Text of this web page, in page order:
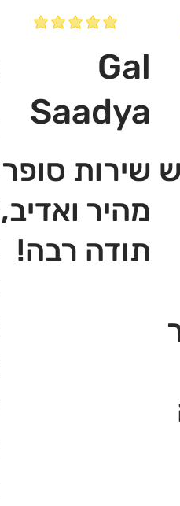
Gal
Saadya
שירות סופר
מהיר ואדיב,
תודה רבה!